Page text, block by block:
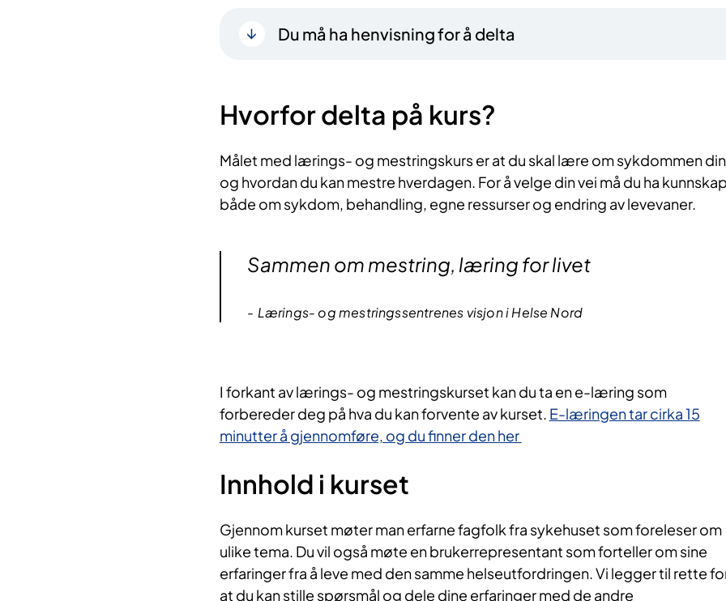
Du må ha henvisning for å delta
Hvorfor delta på kurs?​
Målet med lærings- og mestringskurs er at du skal lære om sykdommen din
og hvordan du kan mestre hverdagen. For å velge din vei må du ha
både om sykdom, behandling, egne ressurser og endring av levevaner.​​
Sammen om mestring, læring for livet
Lærings- og mestringssentrenes visjon i Helse Nord
I forka​nt av lærings- og mestringskurset kan du ta en e-læring som
forbereder deg på hva du kan forvente av kurset. E-læringen tar cirka 15
minutter å gjennomføre, og du finner den her​
Innhold i kurset​
Gjenno​m kurset møter man erfarne fagfolk fra sykehuset som foreleser om
ulike tema. Du vil også møte en brukerrepresentant som forteller om sine
erfaringer fra å leve med den samme helseutfordringen. Vi legger til rette
at du kan stille spørsmål og dele dine erfaringer med de andre